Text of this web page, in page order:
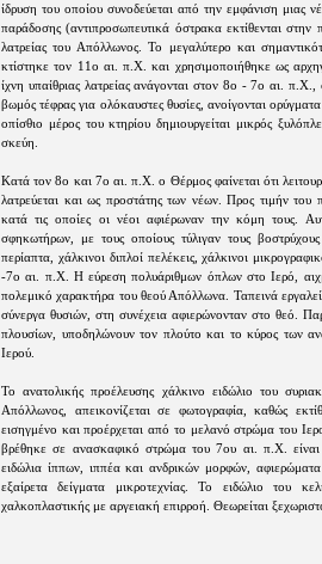
ίδρυση του οποίου συνοδεύεται από την εμφάνιση μιας
παράδοσης (αντιπροσωπευτικά όστρακα εκτίθενται
λατρείας του Απόλλωνος. Το μεγαλύτερο και
κτίστηκε τον 11ο αι. π.Χ. και χρησιμοποιήθηκε ως
ίχνη υπαίθριας λατρείας ανάγονται στον 8ο - 7ο αι.
βωμός τέφρας για ολόκαυστες θυσίες, ανοίγονται
οπίσθιο μέρος του κτηρίου δημιουργείται μικρός
σκεύη.
Κατά τον 8ο και 7ο αι. π.Χ. ο Θέρμος φαίνεται ότι
λατρεύεται και ως προστάτης των νέων. Προς τιμήν του
κατά τις οποίες οι νέοι αφιέρωναν την κόμη τους.
σφηκωτήρων, με τους οποίους τύλιγαν τους
περίαπτα, χάλκινοι διπλοί πελέκεις, χάλκινοι
-7ο αι. π.Χ. Η εύρεση πολυάριθμων όπλων στο Ιερό,
πολεμικό χαρακτήρα του θεού Απόλλωνα. Ταπεινά
σύνεργα θυσιών, στη συνέχεια αφιερώνονταν στο θεό.
πλουσίων, υποδηλώνουν τον πλούτο και το κύρος των
Ιερού.
Το ανατολικής προέλευσης χάλκινο ειδώλιο του
Απόλλωνος, απεικονίζεται σε φωτογραφία, καθώς
εισηγμένο και προέρχεται από το μελανό στρώμα του
βρέθηκε σε ανασκαφικό στρώμα του 7ου αι. π.Χ.
ειδώλια ίππων, ιππέα και ανδρικών μορφών,
εξαίρετα δείγματα μικροτεχνίας. Το ειδώλιο του
χαλκοπλαστικής με αργειακή επιρροή. Θεωρείται